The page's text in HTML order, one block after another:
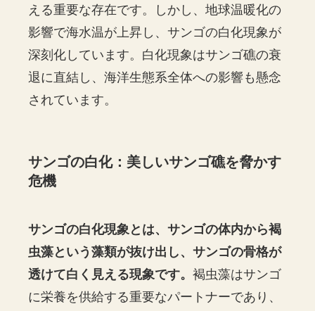
える重要な存在です。しかし、地球温暖化の
影響で海水温が上昇し、サンゴの白化現象が
深刻化しています。白化現象はサンゴ礁の衰
退に直結し、海洋生態系全体への影響も懸念
されています。
サンゴの白化：美しいサンゴ礁を脅かす
危機
サンゴの白化現象とは、サンゴの体内から褐
虫藻という藻類が抜け出し、サンゴの骨格が
透けて白く見える現象です。褐虫藻はサンゴ
に栄養を供給する重要なパートナーであり、